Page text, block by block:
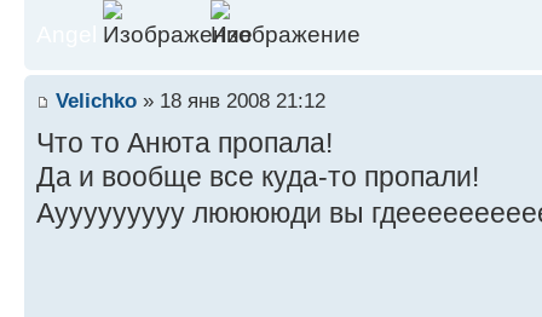
Velichko » 18 янв 2008 21:12
Что то Анюта пропала!
Да и вообще все куда-то пропали!
Аууууууууу лююююди вы